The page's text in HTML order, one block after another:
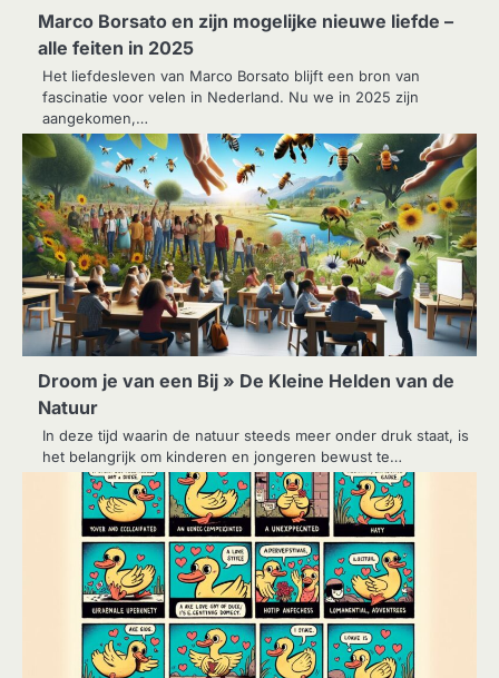
Marco Borsato en zijn mogelijke nieuwe liefde –
alle feiten in 2025
Het liefdesleven van Marco Borsato blijft een bron van
fascinatie voor velen in Nederland. Nu we in 2025 zijn
aangekomen,…
Droom je van een Bij » De Kleine Helden van de
Natuur
In deze tijd waarin de natuur steeds meer onder druk staat, is
het belangrijk om kinderen en jongeren bewust te…